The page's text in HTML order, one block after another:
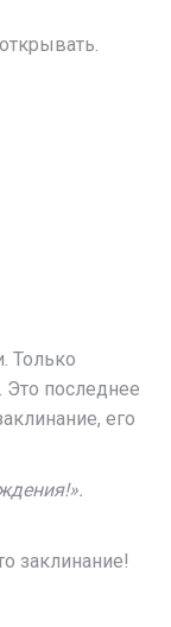
Только
Это последнее
его
заклинание!